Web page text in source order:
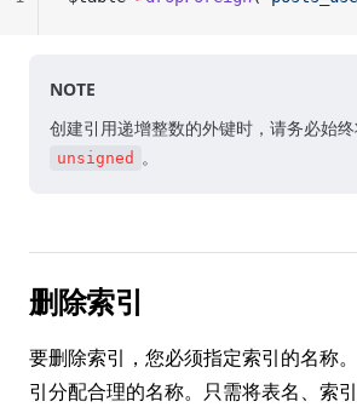
NOTE
创建引用递增整数的外键时，请务必始
unsigned 。
删除索引
要删除索引，您必须指定索引的名称
引分配合理的名称。只需将表名、索